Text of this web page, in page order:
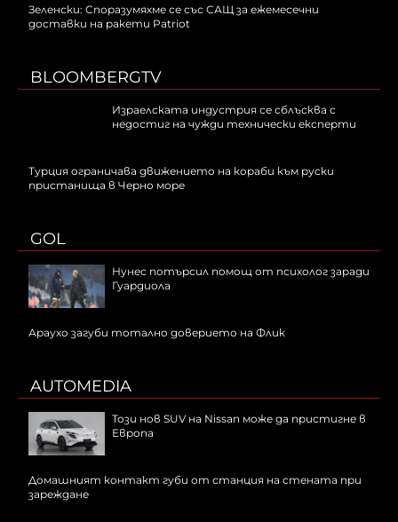
Зеленски: Споразумяхме се със САЩ за ежемесечни
доставки на ракети Patriot
BLOOMBERGTV
Израелската индустрия се сблъсква с
недостиг на чужди технически експерти
Турция ограничава движението на кораби към руски
пристанища в Черно море
GOL
Нунес потърсил помощ от психолог заради
Гуардиола
Араухо загуби тотално доверието на Флик
AUTOMEDIA
Този нов SUV на Nissan може да пристигне в
Европа
Домашният контакт губи от станция на стената при
зареждане